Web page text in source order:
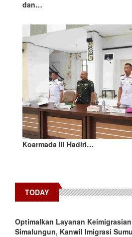
dan…
Koarmada III Hadiri…
TODAY
Optimalkan Layanan
Simalungun, Kanwil Imigrasi